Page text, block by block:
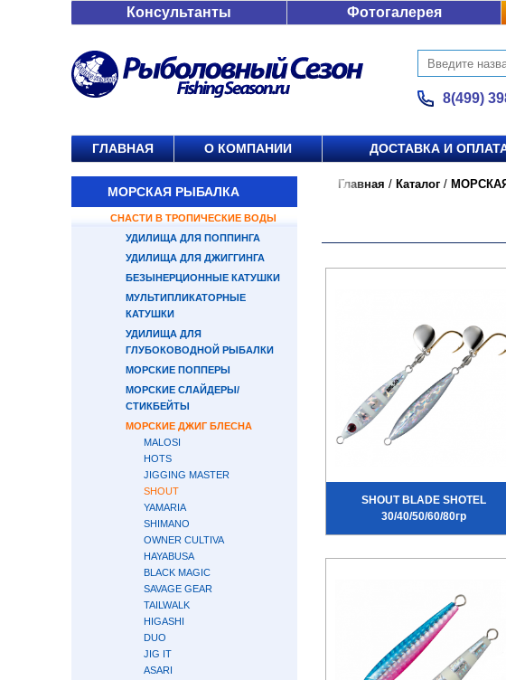
Консультанты Фотогалерея
8(499)
ГЛАВНАЯ О КОМПАНИИ ДОСТАВКА И
МОРСКАЯ РЫБАЛКА
СНАСТИ В ТРОПИЧЕСКИЕ ВОДЫ
УДИЛИЩА ДЛЯ ПОППИНГА
УДИЛИЩА ДЛЯ ДЖИГГИНГА
БЕЗЫНЕРЦИОННЫЕ КАТУШКИ
МУЛЬТИПЛИКАТОРНЫЕ
КАТУШКИ
УДИЛИЩА ДЛЯ
ГЛУБОКОВОДНОЙ РЫБАЛКИ
МОРСКИЕ ПОППЕРЫ
МОРСКИЕ СЛАЙДЕРЫ/
СТИКБЕЙТЫ
МОРСКИЕ ДЖИГ БЛЕСНА
MALOSI
HOTS
JIGGING MASTER
SHOUT
YAMARIA
SHIMANO
OWNER CULTIVA
HAYABUSA
BLACK MAGIC
SAVAGE GEAR
TAILWALK
HIGASHI
DUO
JIG IT
ASARI
Главная / Каталог /
SHOUT BLADE SHOTEL
30/40/50/60/80гр